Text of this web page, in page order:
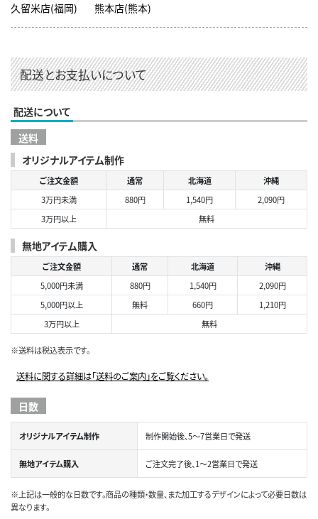
久留米店(福岡)
熊本店(熊本)
配送とお支払いについて
配送について
送料
オリジナルアイテム制作
ご注文金額 通常 北海道
沖縄
3万円未満
880円 1,540円
2,090円
3万円以上
無料
無地アイテム購入
ご注文金額 通常 北海道
沖縄
5,000円未満
880円 1,540円
2,090円
5,000円以上
無料 660円
1,210円
3万円以上
無料
※送料は税込表示です。
送料に関する詳細は「送料のご案内」をご覧ください。
日数
オリジナルアイテム制作 制作開始後、5～7営業日で発送
無地アイテム購入 ご注文完了後、1～2営業日で発送
※上記は一般的な日数です。商品の種類・数量、また加工するデザインによって必要日数は
異なります。